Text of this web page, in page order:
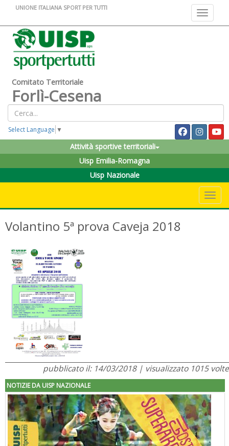
Toggle
UNIONE ITALIANA SPORT PER TUTTI
Comitato Territoriale
Forlì-Cesena
Select Language ▼
Attività sportive territoriali
Uisp Emilia-Romagna
Uisp Nazionale
Volantino 5ª prova Caveja 2018
pubblicato il: 14/03/2018 | visualizzato 1015 volte
NOTIZIE DA UISP NAZIONALE